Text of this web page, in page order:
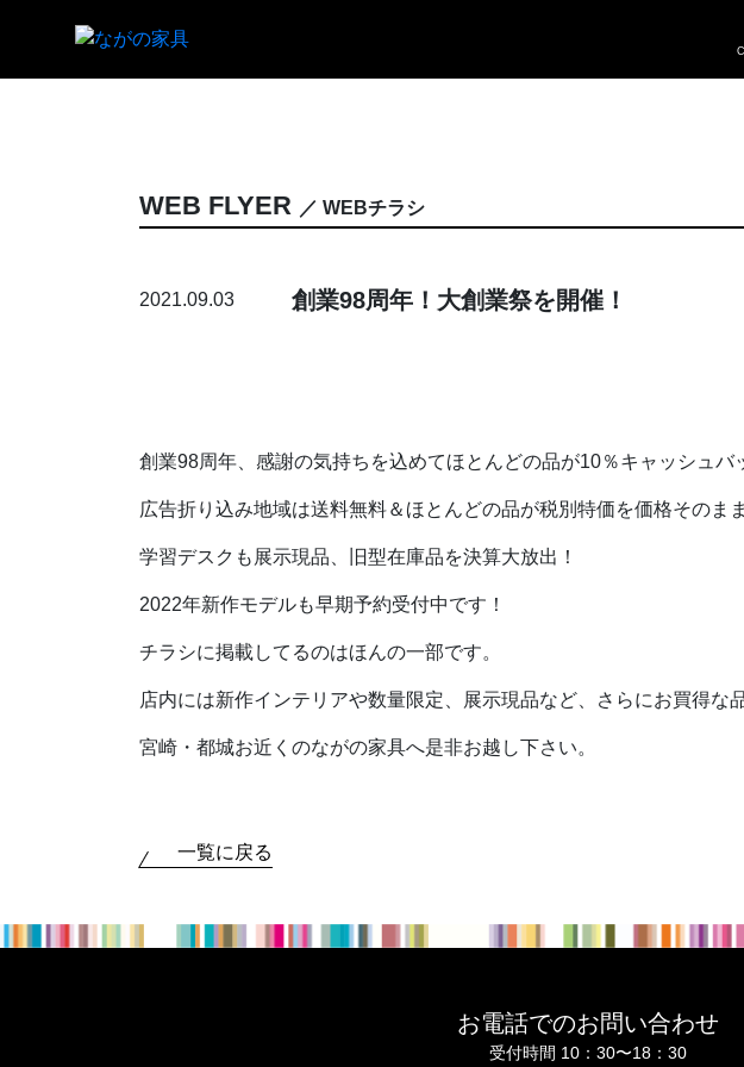
WEB FLYER ／ WEBチラシ
2021.09.03 創業98周年！大創業祭を開催！
創業98周年、感謝の気持ちを込めてほとんどの品が10％キャッシュバ
広告折り込み地域は送料無料＆ほとんどの品が税別特価を価格そのま
学習デスクも展示現品、旧型在庫品を決算大放出！
2022年新作モデルも早期予約受付中です！
チラシに掲載してるのはほんの一部です。
店内には新作インテリアや数量限定、展示現品など、さらにお買得な
宮崎・都城お近くのながの家具へ是非お越し下さい。
一覧に戻る
お電話でのお問い合わせ
受付時間 10：30〜18：30